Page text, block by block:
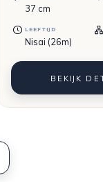
37 cm
LEEFTIJD
Nisai (26m)
BEKIJK